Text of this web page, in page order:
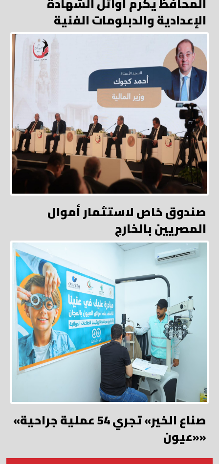
الإعدادية والدبلومات الفنية
صندوق خاص لاستثمار أموال
المصريين بالخارج
«صناع الخير» تجري 54 عملية جراحية
«عيون»